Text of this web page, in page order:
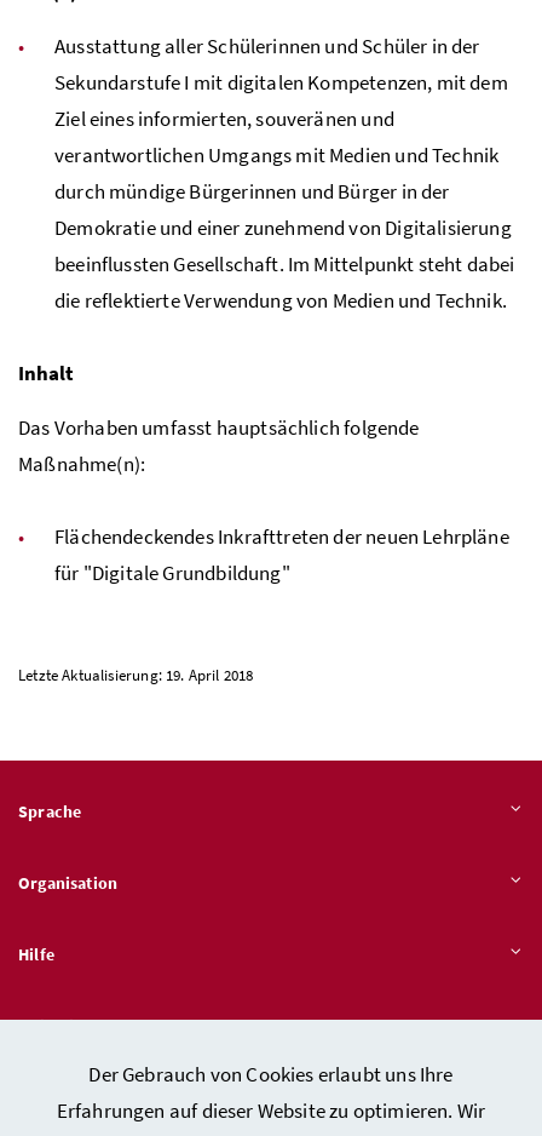
Der Gebrauch von Cookies erlaubt uns Ihre
Erfahrungen auf dieser Website zu optimieren. Wir
Ausstattung aller Schülerinnen und Schüler in der
Sekundarstufe I mit digitalen Kompetenzen, mit dem
Ziel eines informierten, souveränen und
verantwortlichen Umgangs mit Medien und Technik
durch mündige Bürgerinnen und Bürger in der
Demokratie und einer zunehmend von Digitalisierung
beeinflussten Gesellschaft. Im Mittelpunkt steht dabei
die reflektierte Verwendung von Medien und Technik.
Inhalt
Das Vorhaben umfasst hauptsächlich folgende
Maßnahme(n):
Flächendeckendes Inkrafttreten der neuen Lehrpläne
für "Digitale Grundbildung"
Letzte Aktualisierung: 19. April 2018
Sprache
Organisation
Hilfe
Quicklinks